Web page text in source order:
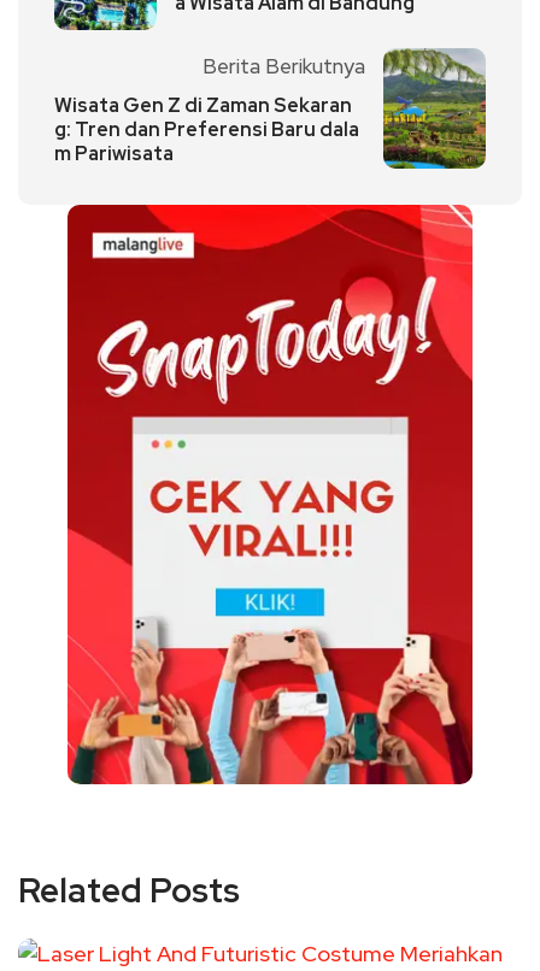
Berita Berikutnya
Wisata Gen Z di Zaman Sekaran
g: Tren dan Preferensi Baru dala
m Pariwisata
Related Posts